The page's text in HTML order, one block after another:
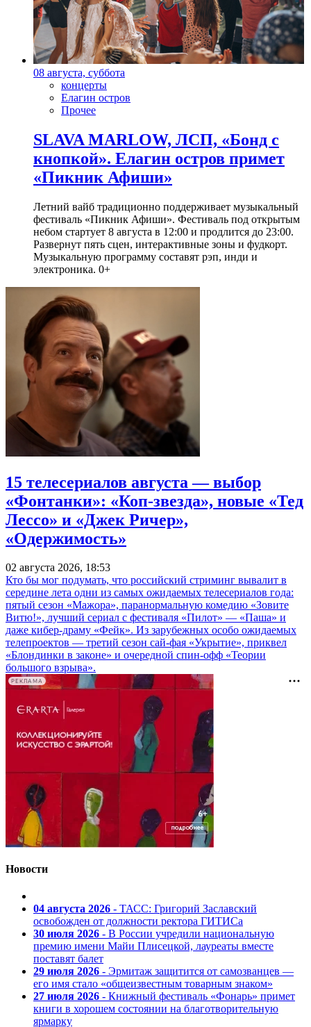
08 августа, суббота
концерты
Елагин остров
Прочее
SLAVA MARLOW, ЛСП, «Бонд с
кнопкой». Елагин остров примет
«Пикник Афиши»
Летний вайб традиционно поддерживает музыкальный
фестиваль «Пикник Афиши». Фестиваль под открытым
небом стартует 8 августа в 12:00 и продлится до 23:00.
Развернут пять сцен, интерактивные зоны и фудкорт.
Музыкальную программу составят рэп, инди и
электроника. 0+
15 телесериалов августа — выбор
«Фонтанки»: «Коп-звезда», новые «Тед
Лессо» и «Джек Ричер»,
«Одержимость»
02 августа 2026, 18:53
Кто бы мог подумать, что российский стриминг вывалит в
середине лета одни из самых ожидаемых телесериалов года:
пятый сезон «Мажора», паранормальную комедию «Зовите
Витю!», лучший сериал с фестиваля «Пилот» — «Паша» и
даже кибер-драму «Фейк». Из зарубежных особо ожидаемых
телепроектов — третий сезон сай-фая «Укрытие», приквел
«Блондинки в законе» и очередной спин-офф «Теории
большого взрыва».
РЕКЛАМА
Новости
04 августа 2026 - ТАСС: Григорий Заславский
освобожден от должности ректора ГИТИСа
30 июля 2026 - В России учредили национальную
премию имени Майи Плисецкой, лауреаты вместе
поставят балет
29 июля 2026 - Эрмитаж защитится от самозванцев —
его имя стало «общеизвестным товарным знаком»
27 июля 2026 - Книжный фестиваль «Фонарь» примет
книги в хорошем состоянии на благотворительную
ярмарку